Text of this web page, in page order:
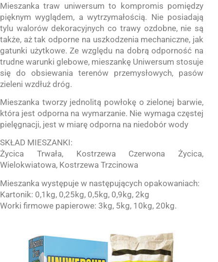
Mieszanka traw uniwersum to kompromis pomiędzy
pięknym wyglądem, a wytrzymałością. Nie posiadają
tylu walorów dekoracyjnych co trawy ozdobne, nie są
także, aż tak odporne na uszkodzenia mechaniczne, jak
gatunki użytkowe. Ze względu na dobrą odporność na
trudne warunki glebowe, mieszankę Uniwersum stosuje
się do obsiewania terenów przemysłowych, pasów
zieleni wzdłuż dróg.
Mieszanka tworzy jednolitą powłokę o zielonej barwie,
która jest odporna na wymarzanie. Nie wymaga częstej
pielęgnacji, jest w miarę odporna na niedobór wody
SKŁAD MIESZANKI:
Życica Trwała, Kostrzewa Czerwona Życica,
Wielokwiatowa, Kostrzewa Trzcinowa
Mieszanka występuje w następujących opakowaniach:
Kartonik: 0,1kg, 0,25kg, 0,5kg, 0,9kg, 2kg
Worki firmowe papierowe: 3kg, 5kg, 10kg, 20kg.